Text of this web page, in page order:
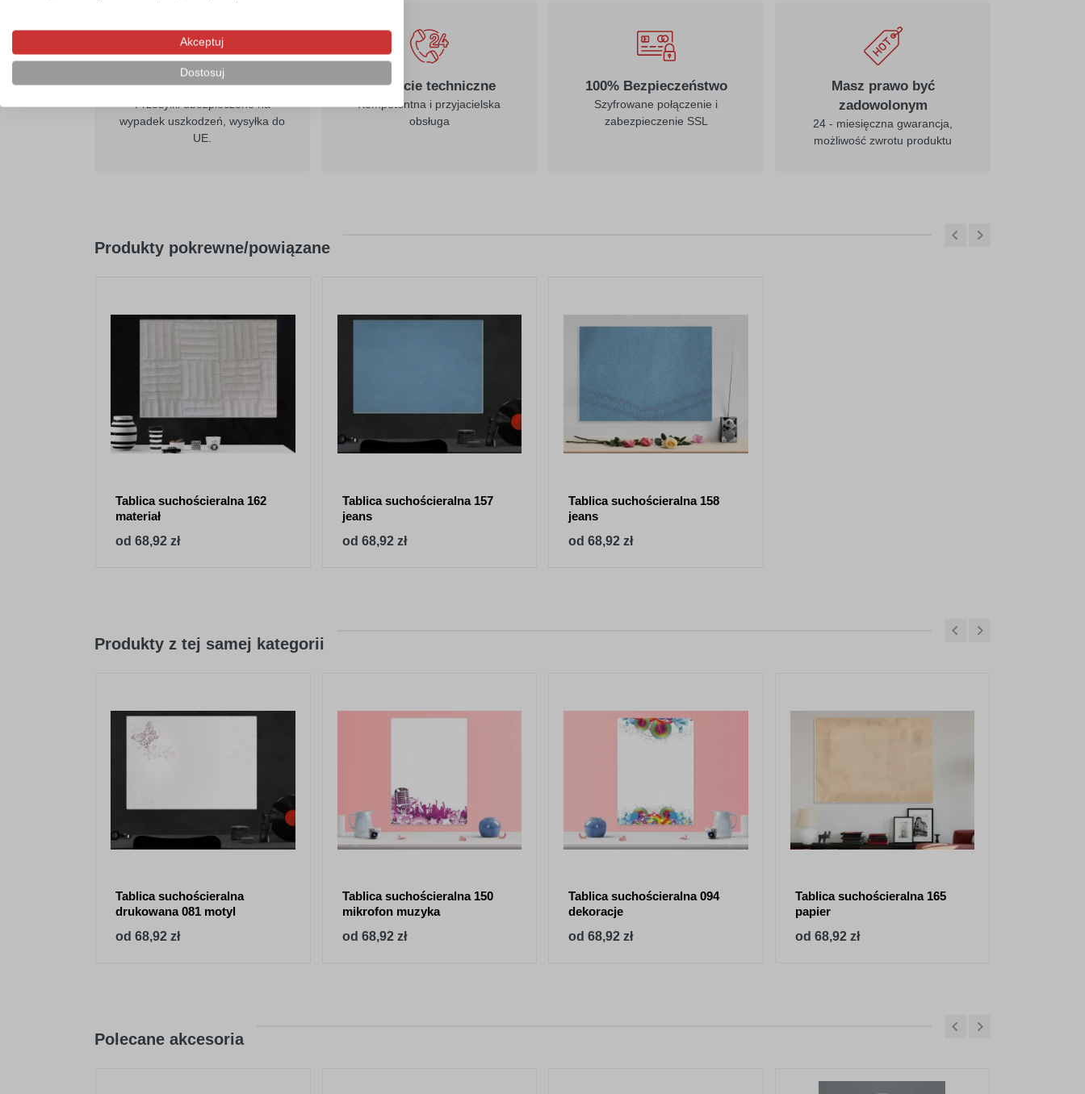
Szybka wysyłka
Przesyłki ubezpieczone na
wypadek uszkodzeń, wysyłka do
UE.
Wsparcie techniczne
Kompetentna i przyjacielska
obsługa
100% Bezpieczeństwo
Szyfrowane połączenie i
zabezpieczenie SSL
Masz prawo być
zadowolonym
24 - miesięczna gwarancja,
możliwość zwrotu produktu
Produkty pokrewne/powiązane
Tablica suchościeralna 162
materiał
od 68,92 zł
Tablica suchościeralna 157
jeans
od 68,92 zł
Tablica suchościeralna 158
jeans
od 68,92 zł
Produkty z tej samej kategorii
Tablica suchościeralna
drukowana 081 motyl
od 68,92 zł
Tablica suchościeralna 150
mikrofon muzyka
od 68,92 zł
Tablica suchościeralna 094
dekoracje
od 68,92 zł
Tablica suchościeralna 165
papier
od 68,92 zł
Polecane akcesoria
Akceptuj
Dostosuj